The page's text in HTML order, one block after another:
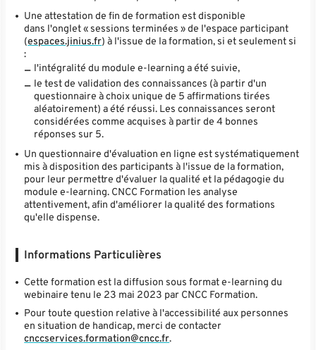
Une attestation de fin de formation est disponible
dans l'onglet « sessions terminées » de l'espace participant
(espaces.jinius.fr) à l'issue de la formation, si et seulement si
:
l'intégralité du module e-learning a été suivie,
le test de validation des connaissances (à partir d'un
questionnaire à choix unique de 5 affirmations tirées
aléatoirement) a été réussi. Les connaissances seront
considérées comme acquises à partir de 4 bonnes
réponses sur 5.
Un questionnaire d'évaluation en ligne est systématiquement
mis à disposition des participants à l'issue de la formation,
pour leur permettre d'évaluer la qualité et la pédagogie du
module e-learning. CNCC Formation les analyse
attentivement, afin d'améliorer la qualité des formations
qu'elle dispense.
Informations Particulières
Cette formation est la diffusion sous format e-learning du
webinaire tenu le 23 mai 2023 par CNCC Formation.
Pour toute question relative à l'accessibilité aux personnes
en situation de handicap, merci de contacter
cnccservices.formation@cncc.fr.